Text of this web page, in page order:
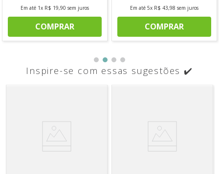
Em até 1x R$ 19,90 sem juros
COMPRAR
Em até 5x R$ 43,98 sem juros
COMPRAR
Inspire-se com essas sugestões ✔️